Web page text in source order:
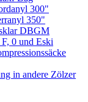
300"
350"
DBGM
0 und Eski
in andere Zölzer